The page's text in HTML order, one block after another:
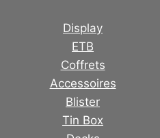
Display
ETB
Coffrets
Accessoires
Blister
Tin Box